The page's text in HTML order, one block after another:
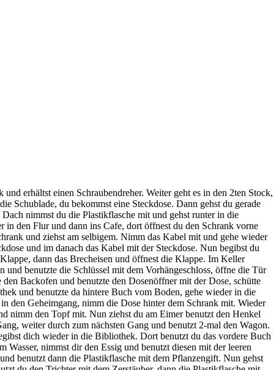
erhältst einen Schraubendreher. Weiter geht es in den 2ten Stock,
Schublade, du bekommst eine Steckdose. Dann gehst du gerade
nimmst du die Plastikflasche mit und gehst runter in die
den Flur und dann ins Cafe, dort öffnest du den Schrank vorne
und ziehst am selbigem. Nimm das Kabel mit und gehe wieder
und im danach das Kabel mit der Steckdose. Nun begibst du
dann das Brecheisen und öffnest die Klappe. Im Keller
und benutzte die Schlüssel mit dem Vorhängeschloss, öffne die Tür
Backofen und benutzte den Dosenöffner mit der Dose, schütte
und benutzte da hintere Buch vom Boden, gehe wieder in die
den Geheimgang, nimm die Dose hinter dem Schrank mit. Wieder
nimm den Topf mit. Nun ziehst du am Eimer benutzt den Henkel
weiter durch zum nächsten Gang und benutzt 2-mal den Wagon.
dich wieder in die Bibliothek. Dort benutzt du das vordere Buch
nimmst dir den Essig und benutzt diesen mit der leeren
benutzt dann die Plastikflasche mit dem Pflanzengift. Nun gehst